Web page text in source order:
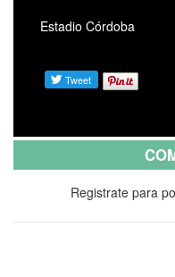
Estadio Córdoba
Registrate para